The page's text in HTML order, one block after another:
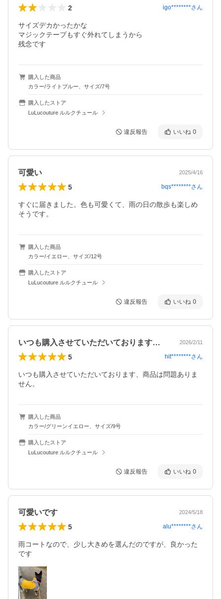
2 igo********さん
サイズデカかったかな
マジックテープもすぐ外れてしまうから
残念です
購入した商品
カラー/ライトブルー、サイズ/7号
購入したストア
LuLucouture ルルクチュール
違反報告 いいね 0
可愛い 2025/4/16
5 bqs********さん
すぐに届きました。色も可愛くて、雨の日の散歩も楽しめ
そうです。
購入した商品
カラー/イエロー、サイズ/12号
購入したストア
LuLucouture ルルクチュール
違反報告 いいね 0
いつも購入させていただいております、商… 2026/2/11
5 hit********さん
いつも購入させていただいております、商品は問題ありま
せん。
購入した商品
カラー/グリーンイエロー、サイズ/9号
購入したストア
LuLucouture ルルクチュール
違反報告 いいね 0
可愛いです 2024/5/18
5 alu********さん
雨コートなので、少し大きめを選んだのですが、良かった
です